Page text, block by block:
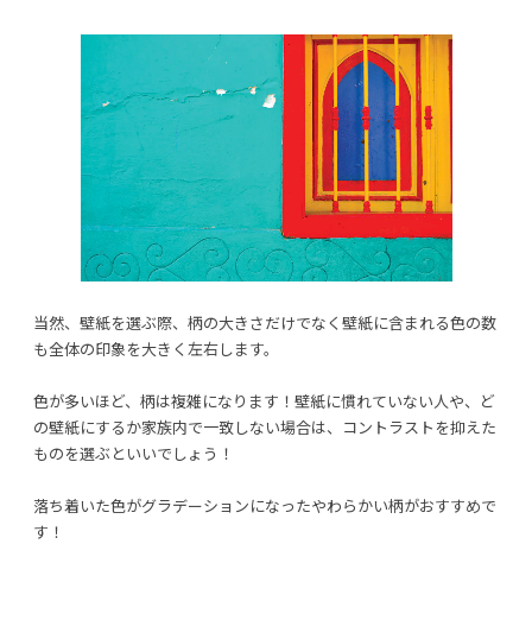
当然、壁紙を選ぶ際、柄の大きさだけでなく壁紙に含まれる色の数
も全体の印象を大きく左右します。
色が多いほど、柄は複雑になります！壁紙に慣れていない人や、ど
の壁紙にするか家族内で一致しない場合は、コントラストを抑えた
ものを選ぶといいでしょう！
落ち着いた色がグラデーションになったやわらかい柄がおすすめで
す！